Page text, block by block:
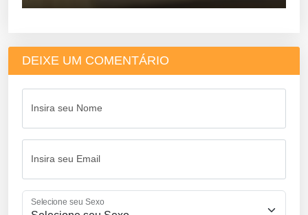
DEIXE UM COMENTÁRIO
Insira seu Nome
Insira seu Email
Selecione seu Sexo